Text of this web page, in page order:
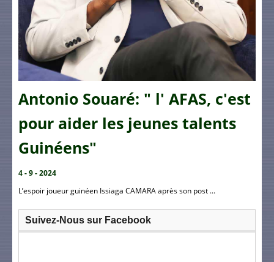
Antonio Souaré: " l' AFAS, c'est
pour aider les jeunes talents
Guinéens"
4 - 9 - 2024
L’espoir joueur guinéen Issiaga CAMARA après son post ...
Suivez-Nous sur Facebook